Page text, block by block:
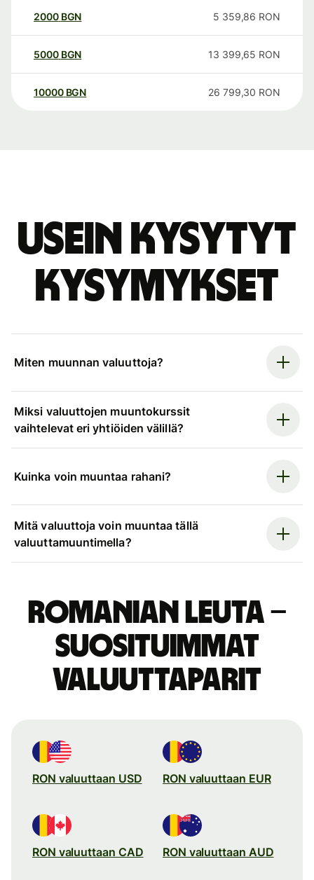
2000 BGN 5 359,86 RON
5000 BGN 13 399,65 RON
10000 BGN 26 799,30 RON
Usein kysytyt
kysymykset
Miten muunnan valuuttoja?
Miksi valuuttojen muuntokurssit
vaihtelevat eri yhtiöiden välillä?
Kuinka voin muuntaa rahani?
Mitä valuuttoja voin muuntaa tällä
valuuttamuuntimella?
Romanian leuta –
suosituimmat
valuuttaparit
RON valuuttaan USD RON valuuttaan EUR
RON valuuttaan CAD RON valuuttaan AUD